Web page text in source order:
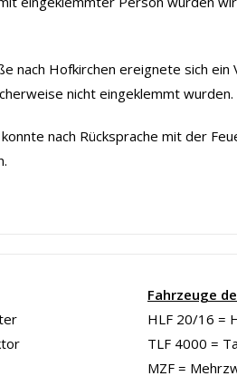
nach Hofkirchen ereignete sich
nicht eingeklemmt wurden.
nach Rücksprache mit der
Fahrzeuge
HLF 20/16 =
TLF 4000 =
MZF =